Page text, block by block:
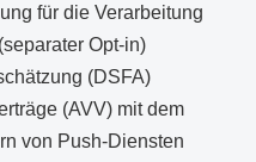
für die Verarbeitung
Opt-in)
(DSFA)
(AVV) mit dem
von Push-Diensten